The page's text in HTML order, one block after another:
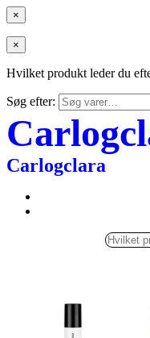
×
×
Hvilket produkt leder du
Søg efter:
Carlogclara